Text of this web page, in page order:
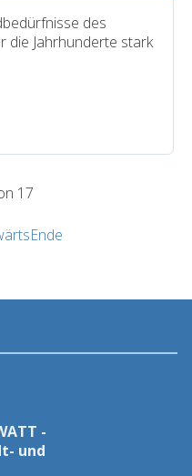
des
die Jahrhunderte stark
17
Ende
-
und